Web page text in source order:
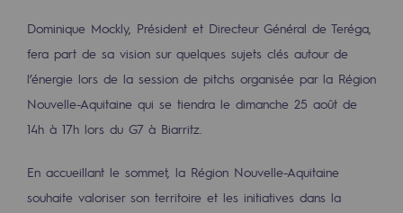
Publications institutionnelles
Où nous trouver
Les énergies d'avenir
Notre vision
Dominique Mockly, Président et Directeur Général de Teréga,
fera part de sa vision sur quelques sujets clés autour de
l’énergie lors de la session de pitchs organisée par la Région
Nouvelle-Aquitaine qui se tiendra le dimanche 25 août de
14h à 17h lors du G7 à Biarritz.
En accueillant le sommet, la Région Nouvelle-Aquitaine
souhaite valoriser son territoire et les initiatives dans la